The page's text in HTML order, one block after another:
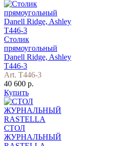
Столик
прямоугольный
Danell Ridge, Ashley
T446-3
Art. T446-3
40 600 р.
Купить
СТОЛ
ЖУРНАЛЬНЫЙ